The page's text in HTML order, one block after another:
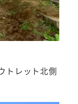
トレット北側